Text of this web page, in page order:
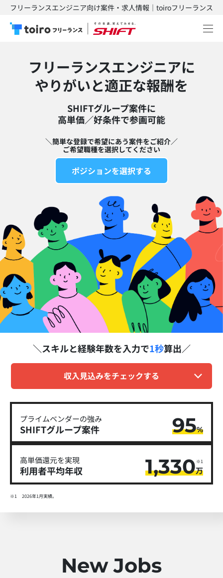
フリーランスエンジニア向け案件・求人情報｜toiroフリーランス
フリーランスエンジニアに
​やりがいと適正な報酬を
SHIFTグループ案件に
高単価／好条件で参画可能​
＼簡単な登録で希望にあう案件をご紹介／
ご希望職種を選択してください
ポジションを選択する
スキルと経験年数を入力で1秒算出
収入見込みをチェックする
プライムベンダーの強み
SHIFTグループ​案件 95%
高単価還元を実現
利用者平均年収 1,330万
※1
※1 2026年1月実績。
New Jobs